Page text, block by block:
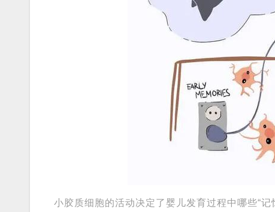
小胶质细胞的活动决定了婴儿发育过程中哪些“